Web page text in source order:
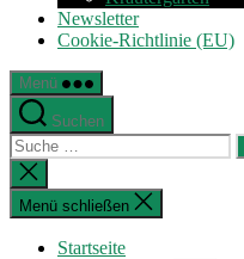
Newsletter
Cookie-Richtlinie (EU)
Menü
Suchen
Suche
nach:
Suche
schließen
Menü schließen
Startseite